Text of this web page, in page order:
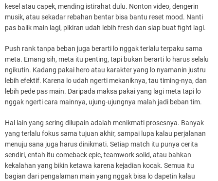
kesel atau capek, mending istirahat dulu. Nonton video, dengerin
musik, atau sekadar rebahan bentar bisa bantu reset mood. Nanti
pas balik main lagi, pikiran udah lebih fresh dan siap buat fight lagi.
Push rank tanpa beban juga berarti lo nggak terlalu terpaku sama
meta. Emang sih, meta itu penting, tapi bukan berarti lo harus selalu
ngikutin. Kadang pakai hero atau karakter yang lo nyamanin justru
lebih efektif. Karena lo udah ngerti mekaniknya, tau timing-nya, dan
lebih pede pas main. Daripada maksa pakai yang lagi meta tapi lo
nggak ngerti cara mainnya, ujung-ujungnya malah jadi beban tim.
Hal lain yang sering dilupain adalah menikmati prosesnya. Banyak
yang terlalu fokus sama tujuan akhir, sampai lupa kalau perjalanan
menuju sana juga harus dinikmati. Setiap match itu punya cerita
sendiri, entah itu comeback epic, teamwork solid, atau bahkan
kekalahan yang bikin ketawa karena kejadian kocak. Semua itu
bagian dari pengalaman main yang nggak bisa lo dapetin kalau